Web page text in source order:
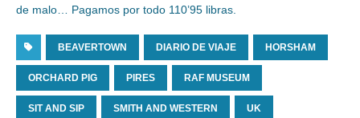
de malo… Pagamos por todo 110’95 libras.
BEAVERTOWN DIARIO DE VIAJE HORSHAM
ORCHARD PIG PIRES RAF MUSEUM
SIT AND SIP SMITH AND WESTERN UK